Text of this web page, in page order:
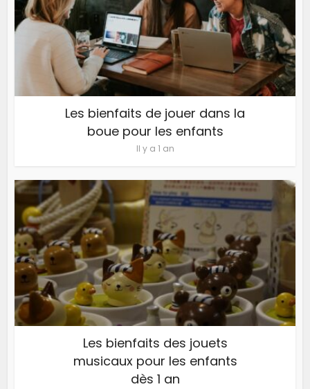
Les bienfaits de jouer dans la
boue pour les enfants
Il y a 1 an
Les bienfaits des jouets
musicaux pour les enfants
dès 1 an